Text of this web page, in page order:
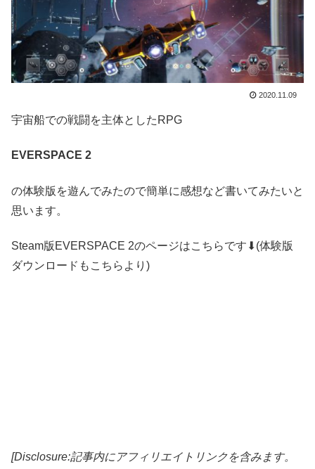
2020.11.09
宇宙船での戦闘を主体としたRPG
EVERSPACE 2
の体験版を遊んでみたので簡単に感想など書いてみたいと
思います。
Steam版EVERSPACE 2のページはこちらです⬇(体験版
ダウンロードもこちらより)
[Disclosure:記事内にアフィリエイトリンクを含みます。